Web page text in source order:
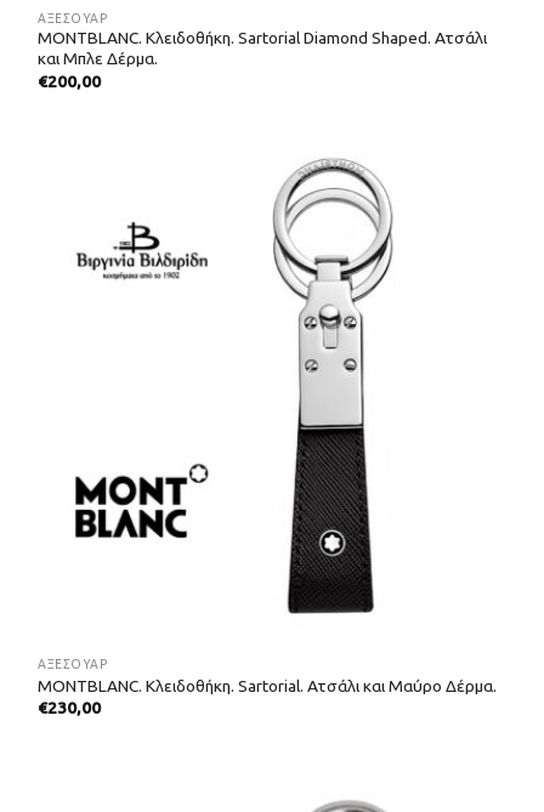
ΑΞΕΣΟΥΑΡ
MONTBLANC. Κλειδοθήκη. Sartorial Diamond Shaped. Ατσάλι
και Μπλε Δέρμα.
€200,00
ΑΞΕΣΟΥΑΡ
MONTBLANC. Κλειδοθήκη. Sartorial. Ατσάλι και Μαύρο Δέρμα.
€230,00